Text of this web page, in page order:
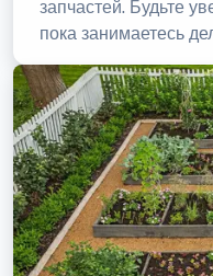
запчастей. Будьте
пока занимаетесь